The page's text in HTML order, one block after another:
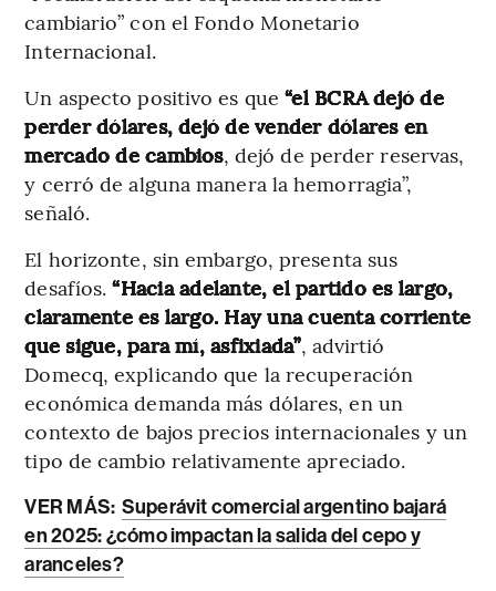
cambiario” con el Fondo Monetario
Internacional.
Un aspecto positivo es que“el BCRA dejó de
perder dólares, dejó de vender dólares en
mercado de cambios, dejó de perder reservas,
y cerró de alguna manera la hemorragia”,
señaló.
El horizonte, sin embargo, presenta sus
desafíos.“Hacia adelante, el partido es largo,
claramente es largo. Hay una cuenta corriente
que sigue, para mí, asfixiada”, advirtió
Domecq, explicando que la recuperación
económica demanda más dólares, en un
contexto de bajos precios internacionales y un
tipo de cambio relativamente apreciado.
VER MÁS: Superávit comercial argentino bajará
en 2025: ¿cómo impactan la salida del cepo y
aranceles?